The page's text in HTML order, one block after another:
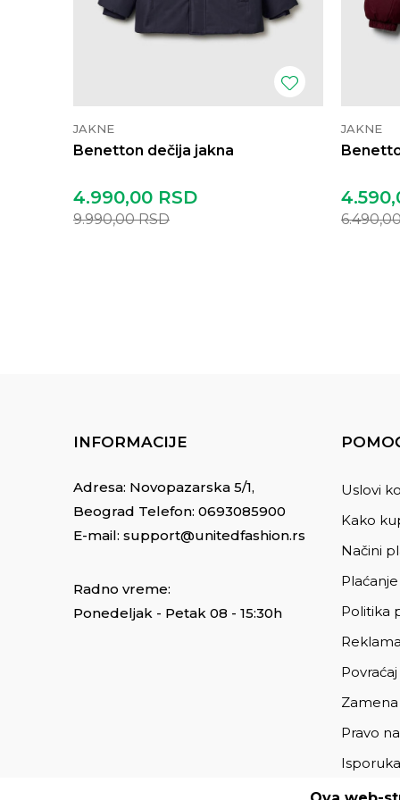
JAKNE
Benetton dečija jakna
4.990,00 RSD
9.990,00RSD
JAKNE
INFORMACIJE
Adresa: Novopazarska 5/1,
Beograd Telefon: 0693085900
E-mail: support@unitedfashion.rs
Radno vreme:
Ponedeljak - Petak 08 - 15:30h
Uslovi
Kako
Načini
Politika
Zamena
Pravo
Isporuka